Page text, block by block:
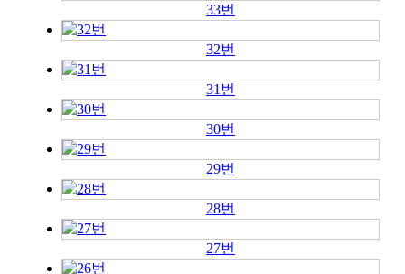
33번
32번
31번
30번
29번
28번
27번